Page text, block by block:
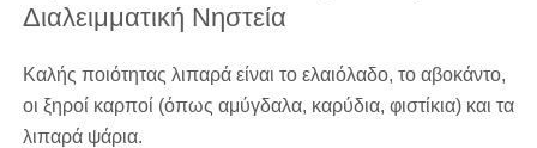
Διαλειμματική Νηστεία
Καλής ποιότητας λιπαρά είναι το ελαιόλαδο, το αβοκάντο,
οι ξηροί καρποί (όπως αμύγδαλα, καρύδια, φιστίκια) και τα
λιπαρά ψάρια.